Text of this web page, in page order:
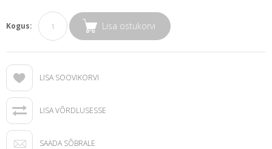
Kogus: Lisa ostukorvi
LISA SOOVIKORVI
LISA VÕRDLUSESSE
SAADA SÕBRALE